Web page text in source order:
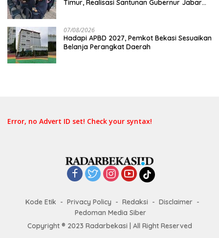
Timur, Realisasi Santunan Gubernur Jabar
07/08/2026
Hadapi APBD 2027, Pemkot Bekasi Sesuaikan
Belanja Perangkat Daerah
Error, no Advert ID set! Check your syntax!
Kode Etik Privacy Policy Redaksi
Disclaimer
Pedoman Media Siber
Copyright ® 2023 Radarbekasi | All Right Reserved